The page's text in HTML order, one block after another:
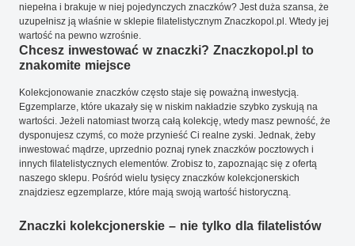
niepełna i brakuje w niej pojedynczych znaczków? Jest duża szansa, że
uzupełnisz ją właśnie w sklepie filatelistycznym Znaczkopol.pl. Wtedy jej
wartość na pewno wzrośnie.
Chcesz inwestować w znaczki? Znaczkopol.pl to
znakomite miejsce
Kolekcjonowanie znaczków często staje się poważną inwestycją.
Egzemplarze, które ukazały się w niskim nakładzie szybko zyskują na
wartości. Jeżeli natomiast tworzą całą kolekcję, wtedy masz pewność, że
dysponujesz czymś, co może przynieść Ci realne zyski. Jednak, żeby
inwestować mądrze, uprzednio poznaj rynek znaczków pocztowych i
innych filatelistycznych elementów. Zrobisz to, zapoznając się z ofertą
naszego sklepu. Pośród wielu tysięcy znaczków kolekcjonerskich
znajdziesz egzemplarze, które mają swoją wartość historyczną.
Znaczki kolekcjonerskie – nie tylko dla filatelistów